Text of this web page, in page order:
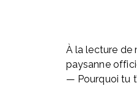
À la lecture de
paysanne
— Pourquoi tu